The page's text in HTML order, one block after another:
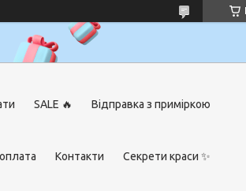
SALE 🔥 Відправка з приміркою
Контакти Секрети краси ✨